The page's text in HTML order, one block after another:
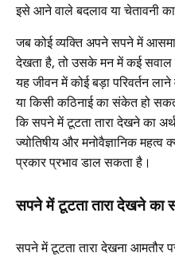
इसे आने वाले बदलाव या चेतावनी
जब कोई व्यक्ति अपने सपने में
देखता है, तो उसके मन में कई सवाल
यह जीवन में कोई बड़ा परिवर्तन
या किसी कठिनाई का संकेत हो
कि सपने में टूटता तारा देखने का अर्थ
ज्योतिषीय और मनोवैज्ञानिक
प्रकार प्रभाव डाल सकता है।
सपने में टूटता तारा देखने का
सपने में टूटता तारा देखना आमतौर